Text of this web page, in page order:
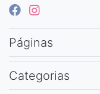
Páginas
Categorias